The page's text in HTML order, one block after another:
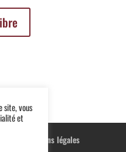
Mentions légales
site, vous
et